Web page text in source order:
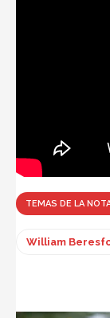
TEMAS DE LA
William